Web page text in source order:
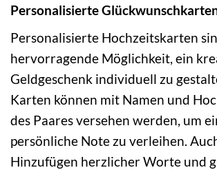
Personalisierte
Personalisierte Hochzeitskarten
hervorragende Möglichkeit, ein
Geldgeschenk individuell zu
Karten können mit Namen und
des Paares versehen werden, um
persönliche Note zu verleihen.
Hinzufügen herzlicher Worte und